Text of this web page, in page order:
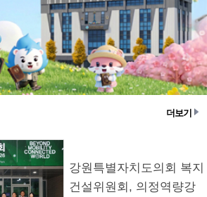
더보기
강원특별자치도의회 복지
건설위원회, 의정역량강